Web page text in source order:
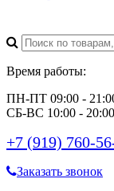
Время работы:
ПН-ПТ 09:00 -
СБ-ВС 10:00 - 20:00
+7 (919) 760-
Заказать звонок